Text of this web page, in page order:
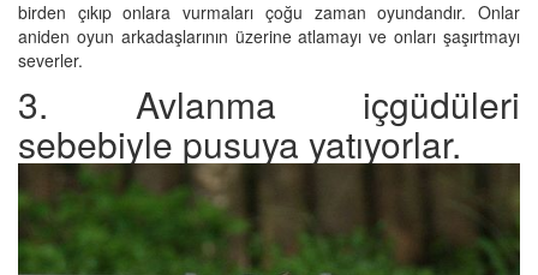
birden çıkıp onlara vurmaları çoğu zaman oyundandır. Onlar
aniden oyun arkadaşlarının üzerine atlamayı ve onları şaşırtmayı
severler.
3. Avlanma içgüdüleri
sebebiyle pusuya yatıyorlar.